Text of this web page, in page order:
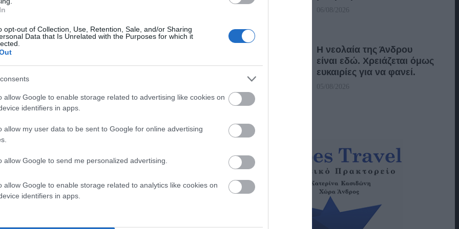
opt-out of Collection, Use, Retention, Sale, and/or Sharing
Data that Is Unrelated with the Purposes for which it
allow Google to enable storage related to advertising like cookies on
identifiers in apps.
allow my user data to be sent to Google for online advertising
allow Google to send me personalized advertising.
allow Google to enable storage related to analytics like cookies on
identifiers in apps.
μελέτη το συντομότερο δυνατόν στο ΠΕΣΠΑ
όρων του έργου.
όρων προτείνω να επιλεγεί το Μετσόβιο
της περιοχής χωροθέτησης. Έτσι ώστε να
των αποτελεσμάτων για την ορθή αξιολόγηση του
των γεωτρήσεων με την συμμετοχή και των
θα αποδεχτούν τα όποια αποτελέσματα των
των οποιοδήποτε αποτελεσμάτων, καταθέτω την
Μπατσίου με άλλα μέσα, στην περίπτωση ύπαρξης
του ΧΥΤΥ στην Πλούσκα. Η θέση μου αυτή έχει
06/08/2026
Η νεολαία της Άνδρου
είναι εδώ. Χρειάζεται όμως
ευκαιρίες για να φανεί.
05/08/2026